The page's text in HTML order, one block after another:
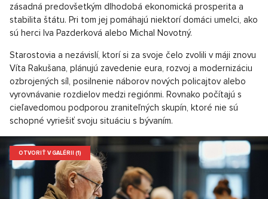
zásadná predovšetkým dlhodobá ekonomická prosperita a
stabilita štátu. Pri tom jej pomáhajú niektorí domáci umelci, ako
sú herci Iva Pazderková alebo Michal Novotný.
Starostovia a nezávislí, ktorí si za svoje čelo zvolili v máji znovu
Víta Rakušana, plánujú zavedenie eura, rozvoj a modernizáciu
ozbrojených síl, posilnenie náborov nových policajtov alebo
vyrovnávanie rozdielov medzi regiónmi. Rovnako počítajú s
cieľavedomou podporou zraniteľných skupín, ktoré nie sú
schopné vyriešiť svoju situáciu s bývaním.
OTVORIŤ V GALÉRII (1)